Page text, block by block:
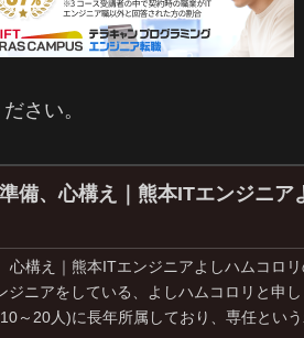
さい。
備、心構え｜熊本ITエンジニア
心構え｜熊本ITエンジニアよしハムコロリ
ジニアをしている、よしハムコロリと申
～20人)に長年所属しており、専任とい